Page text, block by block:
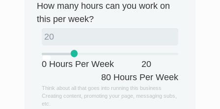
How many hours can you work on
this per week?
0 Hours Per Week
80 Hours Per Week
20
Think about all that goes into running this business
Creating content, promoting your page, messaging subs,
etc.